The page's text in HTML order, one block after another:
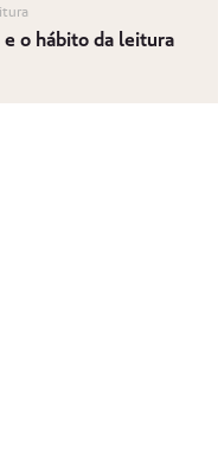
e o hábito da leitura